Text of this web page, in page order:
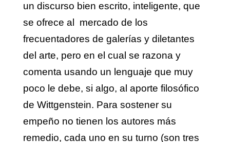
un discurso bien escrito, inteligente, que
se ofrece al mercado de los
frecuentadores de galerías y diletantes
del arte, pero en el cual se razona y
comenta usando un lenguaje que muy
poco le debe, si algo, al aporte filosófico
de Wittgenstein. Para sostener su
empeño no tienen los autores más
remedio, cada uno en su turno (son tres